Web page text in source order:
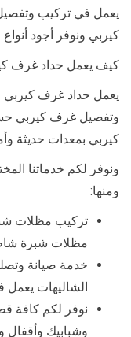
يعمل في تركيب
كيربي ونوفر أجود
كيف يعمل حداد غرف
يعمل حداد غرف
وتفصيل غرف كيربي
كيربي بمعدات حديثة
ونوفر لكم خدماتنا
ومنها:
تركيب مظلات
مظلات شبرة
خدمة صيانة
الشاليهات
نوفر لكم كافة
وشبابيك وأقفال